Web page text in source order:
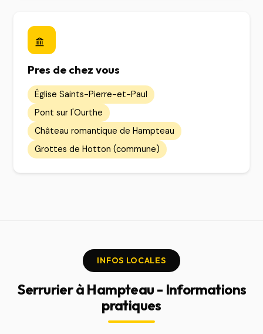
Pres de chez vous
Église Saints-Pierre-et-Paul
Pont sur l'Ourthe
Château romantique de Hampteau
Grottes de Hotton (commune)
INFOS LOCALES
Serrurier à Hampteau - Informations
pratiques